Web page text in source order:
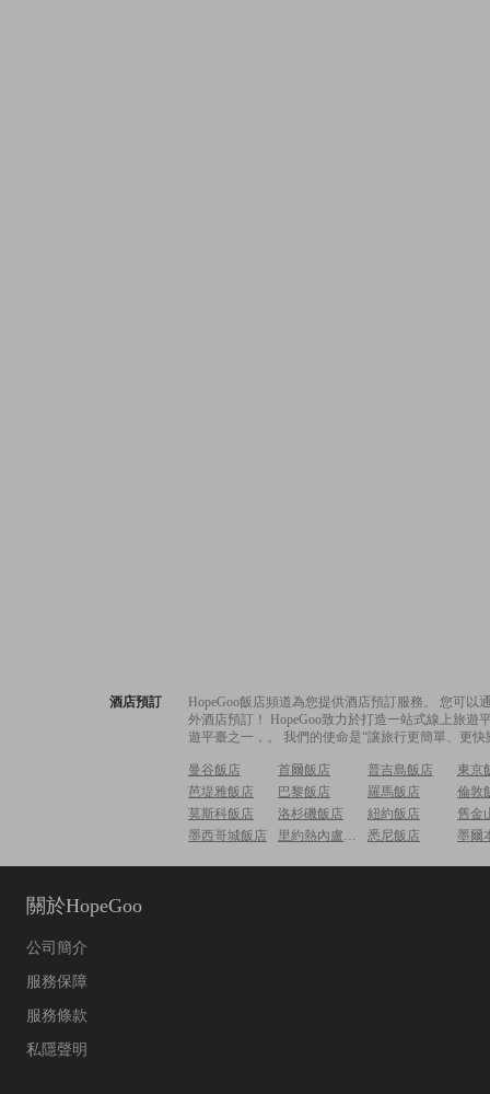
酒店預訂
HopeGoo飯店頻道為您提供酒店預訂服務。 您可
外酒店預訂！ HopeGoo致力於打造一站式線上旅
遊平臺之一，。 我們的使命是“讓旅行更簡單、更
曼谷飯店 首爾飯店 普吉島飯店
東京
芭堤雅飯店
巴黎飯店 羅馬飯店
倫敦
莫斯科飯店
洛杉磯飯店 紐約飯店
舊金
墨西哥城飯店
里約熱內盧飯店 悉尼飯店 墨爾
關於HopeGoo
公司簡介
服務保障
服務條款
私隱聲明